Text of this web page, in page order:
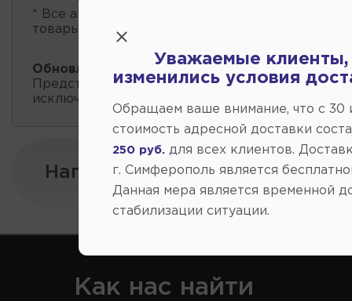
* Все автозапчасти
товары проходит несколько раз в сутки.
Обновление остатков и цен:
19:01 2026-08-07
Представленные данные о запчастях на этой
исключительно информационный характер.
Напишите нам:
Как нас найти
Уважаемые клиенты,
изменились условия
Обращаем ваше внимание, что c 30
стоимость адресной доставки
250 руб. для всех клиентов.
г. Симферополь является
Данная мера является временной
стабилизации ситуации.